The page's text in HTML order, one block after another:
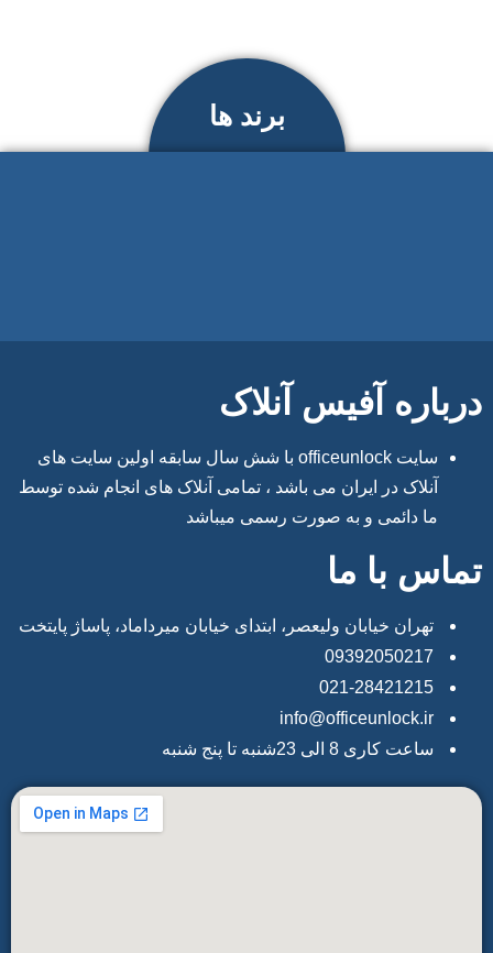
برند ها
درباره آفیس آنلاک
سایت officeunlock با شش سال سابقه اولین سایت های
آنلاک در ایران می باشد ، تمامی آنلاک های انجام شده توسط
ما دائمی و به صورت رسمی میباشد
تماس با ما
تهران خیابان ولیعصر، ابتدای خیابان میرداماد، پاساژ پایتخت
09392050217
021-28421215
info@officeunlock.ir
ساعت کاری 8 الی 23شنبه تا پنج شنبه